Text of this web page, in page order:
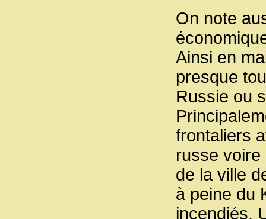
On note
Ainsi en
presque
Russie ou
frontaliers
russe
de la ville
à peine du
incendiés.